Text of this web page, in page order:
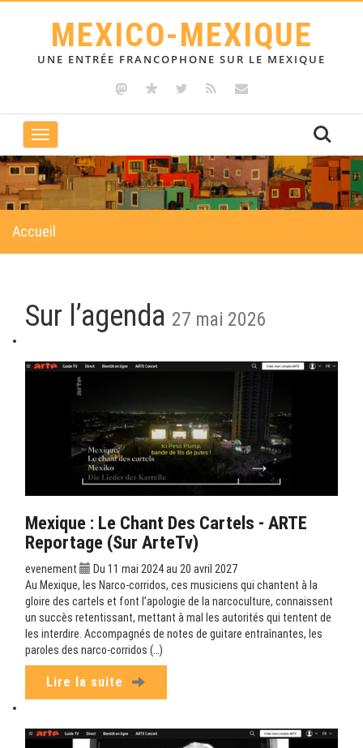
MEXICO-MEXIQUE
UNE ENTRÉE FRANCOPHONE SUR LE MEXIQUE
Toggle
navigation
Accueil
Sur l’agenda 27 mai 2026
Mexique : Le Chant Des Cartels - ARTE
Reportage (sur ArteTv)
evenement
Du 11 mai 2024 au 20 avril 2027
Au Mexique, les Narco-corridos, ces musiciens qui chantent à la
gloire des cartels et font l’apologie de la narcoculture, connaissent
un succès retentissant, mettant à mal les autorités qui tentent de
les interdire. Accompagnés de notes de guitare entraînantes, les
paroles des narco-corridos (…)
Lire la suite